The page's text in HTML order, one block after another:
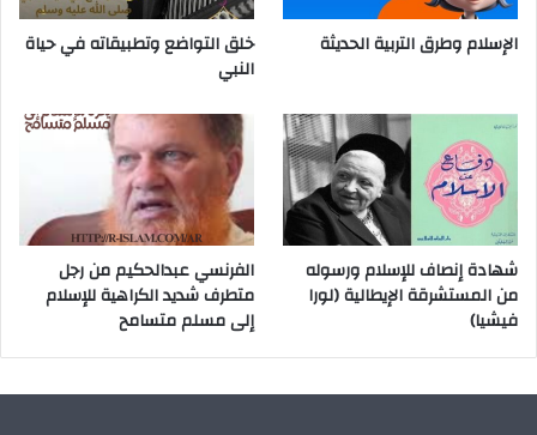
الإسلام وطرق التربية الحديثة
خلق التواضع وتطبيقاته في حياة
النبي
شهادة إنصاف للإسلام ورسوله
من المستشرقة الإيطالية (لورا
فيشيا)
الفرنسي عبدالحكيم من رجل
متطرف شديد الكراهية للإسلام
إلى مسلم متسامح